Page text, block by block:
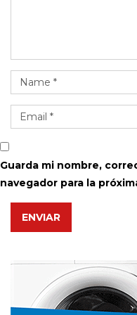
Guarda mi nombre,
navegador para la
ENVIAR